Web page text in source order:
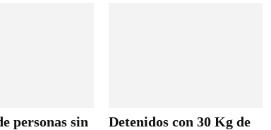
personas sin
Detenidos con 30 Kg de